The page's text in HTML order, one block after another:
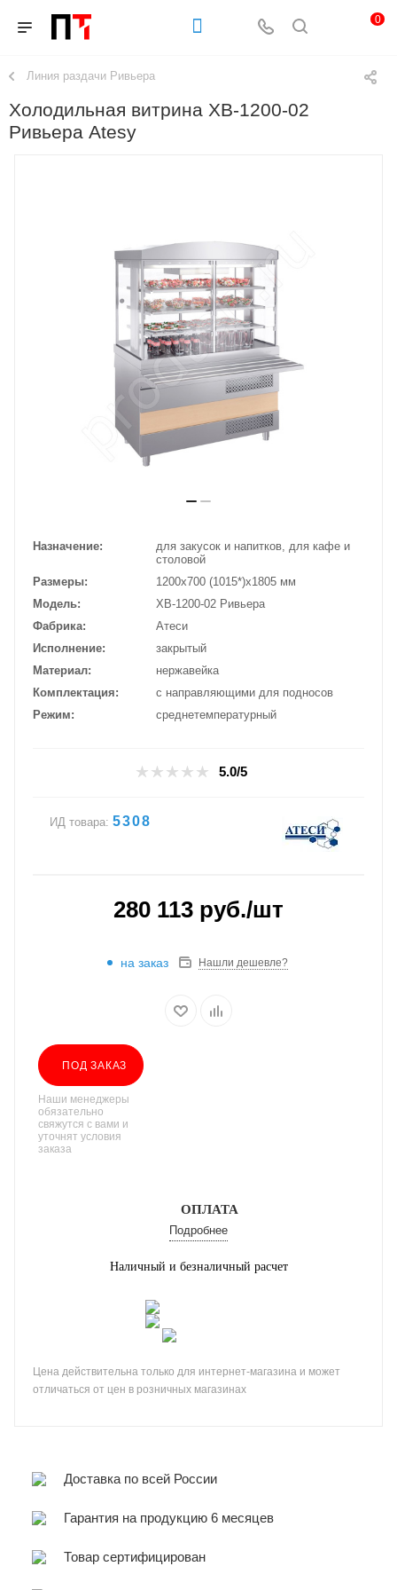
0
Линия раздачи Ривьера
Холодильная витрина ХВ-1200-02
Ривьера Atesy
Назначение
для закусок и напитков, для кафе и
столовой
Размеры
1200х700 (1015*)х1805 мм
Модель
ХВ-1200-02 Ривьера
Фабрика
Атеси
Исполнение
закрытый
Материал
нержавейка
Комплектация
с направляющими для подносов
Режим
среднетемпературный
5.0/5
ИД товара: 5308
280 113 руб./шт
на заказ Нашли дешевле?
ПОД ЗАКАЗ
Наши менеджеры
обязательно
свяжутся с вами и
уточнят условия
заказа
ОПЛАТА
Подробнее
Наличный и безналичный расчет
Цена действительна только для интернет-магазина и может
отличаться от цен в розничных магазинах
Доставка по всей России
Гарантия на продукцию 6 месяцев
Товар сертифицирован